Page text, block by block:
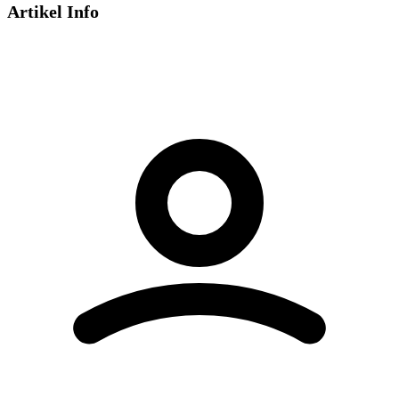
Artikel Info